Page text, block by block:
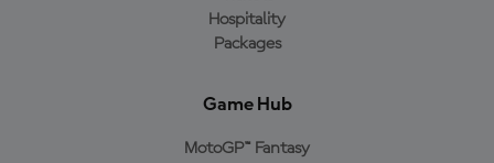
Hospitality
Packages
Game Hub
MotoGP™ Fantasy